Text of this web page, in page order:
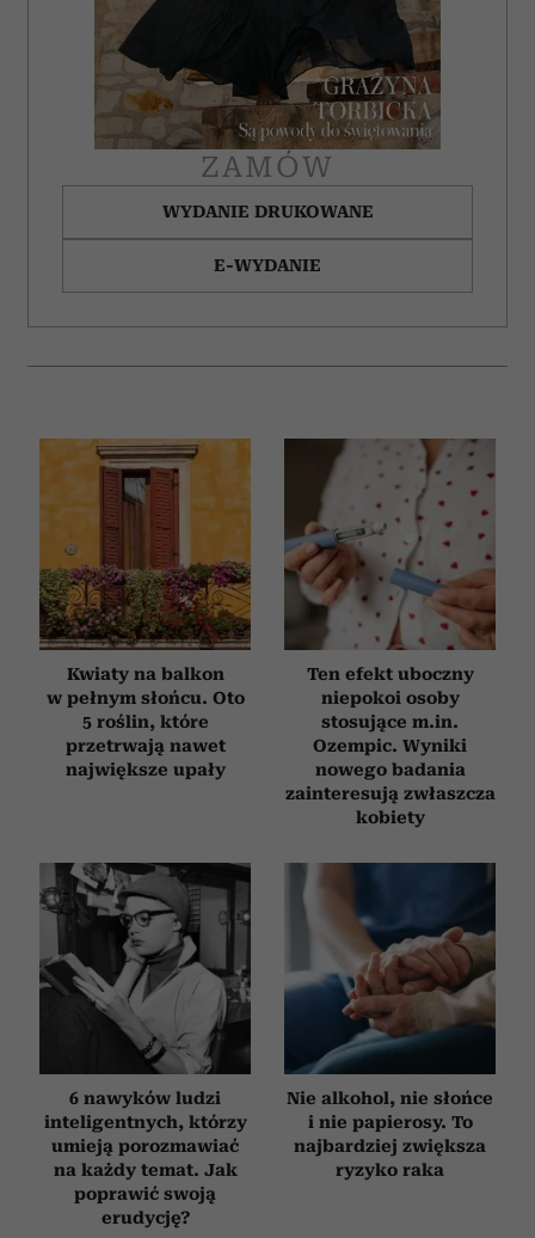
ZAMÓW
WYDANIE DRUKOWANE
E-WYDANIE
Kwiaty na balkon
w pełnym słońcu. Oto
5 roślin, które
przetrwają nawet
największe upały
Ten efekt uboczny
niepokoi osoby
stosujące m.in.
Ozempic. Wyniki
nowego badania
zainteresują zwłaszcza
kobiety
6 nawyków ludzi
inteligentnych, którzy
umieją porozmawiać
na każdy temat. Jak
poprawić swoją
erudycję?
Nie alkohol, nie słońce
i nie papierosy. To
najbardziej zwiększa
ryzyko raka